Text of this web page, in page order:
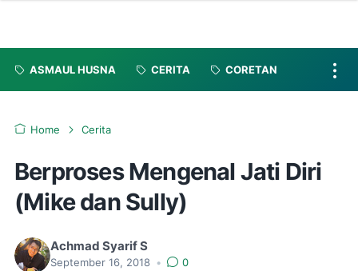
ASMAUL HUSNA CERITA CORETAN
Home Cerita
Berproses Mengenal Jati Diri
(Mike dan Sully)
Achmad Syarif S
September 16, 2018 •
0